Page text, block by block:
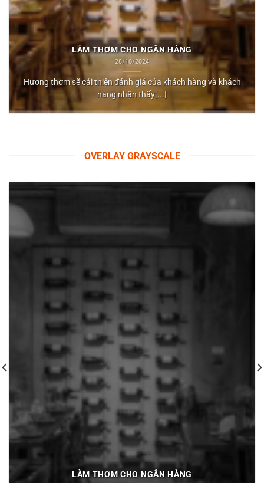
LÀM THƠM CHO NGÂN HÀNG
28/10/2024
Hương thơm sẽ cải thiện đánh giá của khách hàng và khách
hàng nhận thấy[...]
OVERLAY GRAYSCALE
LÀM THƠM CHO NGÂN HÀNG